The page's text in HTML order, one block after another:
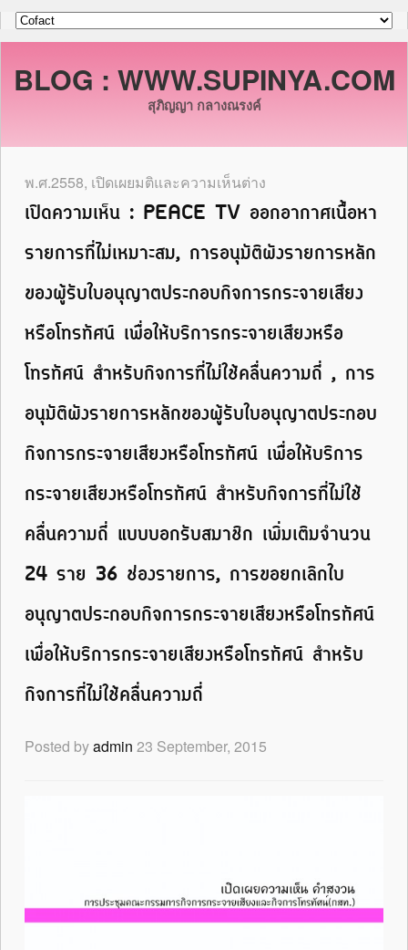
BLOG : WWW.SUPINYA.COM
สุภิญญา กลางณรงค์
พ.ศ.2558, เปิดเผยมติและความเห็นต่าง
เปิดความเห็น : PEACE TV ออกอากาศเนื้อหา
รายการที่ไม่เหมาะสม, การอนุมัติผังรายการหลัก
ของผู้รับใบอนุญาตประกอบกิจการกระจายเสียง
หรือโทรทัศน์ เพื่อให้บริการกระจายเสียงหรือ
โทรทัศน์ สำหรับกิจการที่ไม่ใช้คลื่นความถี่ , การ
อนุมัติผังรายการหลักของผู้รับใบอนุญาตประกอบ
กิจการกระจายเสียงหรือโทรทัศน์ เพื่อให้บริการ
กระจายเสียงหรือโทรทัศน์ สำหรับกิจการที่ไม่ใช้
คลื่นความถี่ แบบบอกรับสมาชิก เพิ่มเติมจำนวน
24 ราย 36 ช่องรายการ, การขอยกเลิกใบ
อนุญาตประกอบกิจการกระจายเสียงหรือโทรทัศน์
เพื่อให้บริการกระจายเสียงหรือโทรทัศน์ สำหรับ
กิจการที่ไม่ใช้คลื่นความถี่
Posted byadmin 23 September, 2015